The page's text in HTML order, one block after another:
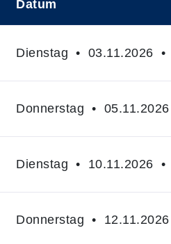
Datum
Dienstag • 03.11.2026 •
Donnerstag •
Dienstag • 10.11.2026 •
Donnerstag •